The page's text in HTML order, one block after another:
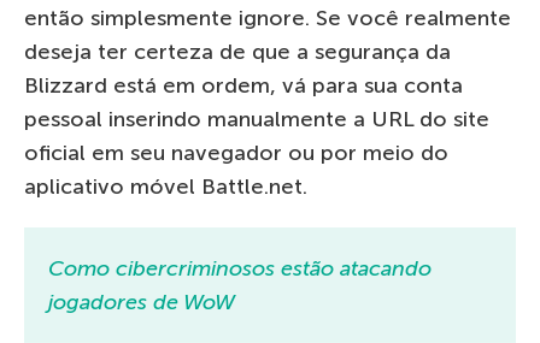
então simplesmente ignore. Se você realmente
deseja ter certeza de que a segurança da
Blizzard está em ordem, vá para sua conta
pessoal inserindo manualmente a URL do site
oficial em seu navegador ou por meio do
aplicativo móvel Battle.net.
Como cibercriminosos estão atacando
jogadores de WoW